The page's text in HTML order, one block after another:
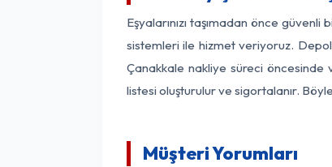
Eşyalarınızı taşımadan önce
sistemleri ile hizmet veriyoruz.
Çanakkale nakliye süreci öncesinde
listesi oluşturulur ve sigortalanır.
Müşteri Yorumları